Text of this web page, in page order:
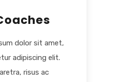
dolor sit amet,
adipiscing elit.
risus ac